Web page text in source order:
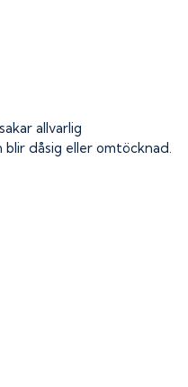
allvarlig
dåsig eller omtöcknad.